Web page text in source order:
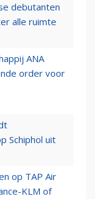
debutanten
alle ruimte
ANA
order voor
Schiphol uit
op TAP Air
KLM of